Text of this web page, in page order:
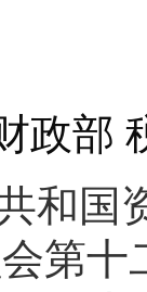
政部
和
第十